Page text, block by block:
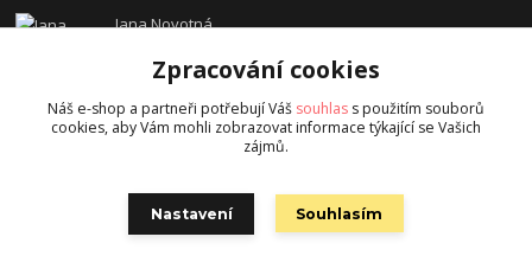
Jana Novotná
dzejn.n@email.cz
Zpracování cookies
Náš e-shop a partneři potřebují Váš souhlas s použitím souborů
cookies, aby Vám mohli zobrazovat informace týkající se Vašich
zájmů.
Nastavení Souhlasím